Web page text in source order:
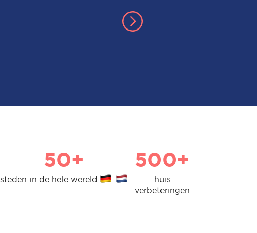
50+
steden in de hele wereld
500+
huis
verbeteringen